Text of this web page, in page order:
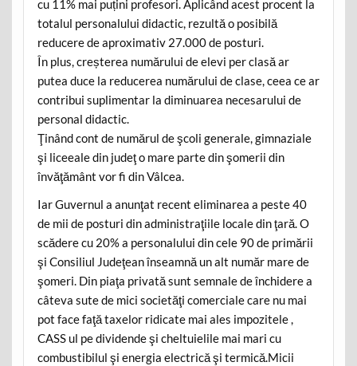
cu 11% mai puțini profesori. Aplicând acest procent la
totalul personalului didactic, rezultă o posibilă
reducere de aproximativ 27.000 de posturi.
În plus, creșterea numărului de elevi per clasă ar
putea duce la reducerea numărului de clase, ceea ce ar
contribui suplimentar la diminuarea necesarului de
personal didactic.
Ţinând cont de numărul de şcoli generale, gimnaziale
şi liceeale din judeţ o mare parte din şomerii din
învăţământ vor fi din Vâlcea.
Iar Guvernul a anunţat recent eliminarea a peste 40
de mii de posturi din administraţiile locale din ţară. O
scădere cu 20% a personalului din cele 90 de primării
şi Consiliul Judeţean înseamnă un alt număr mare de
şomeri. Din piaţa privată sunt semnale de închidere a
câteva sute de mici societăţi comerciale care nu mai
pot face faţă taxelor ridicate mai ales impozitele ,
CASS ul pe dividende şi cheltuielile mai mari cu
combustibilul şi energia electrică şi termică.Micii